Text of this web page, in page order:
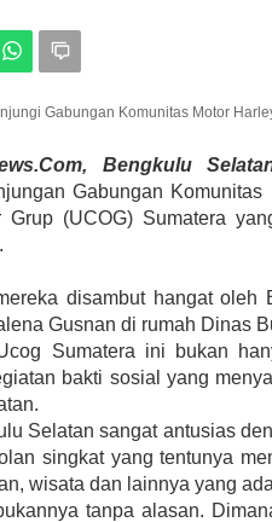
Gabungan Komunitas Motor
Bengkulu
Gabungan
Grup (UCOG) Sumatera
disambut hangat
Gusnan di rumah Dinas
Sumatera ini bukan
bakti sosial yang
Selatan sangat antusias
singkat yang tentunya
wisata dan lainnya yang
tanpa alasan.